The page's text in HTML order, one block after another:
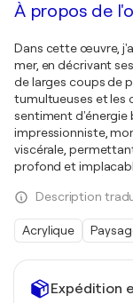
Expédition
À propos de
Dans cette œuvre,
mer, en décrivant
de larges coups de
tumultueuses et les
sentiment d'énergie
impressionniste,
viscérale,
profond et
Description
Acrylique